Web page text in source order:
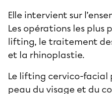
Elle intervient sur
Les opérations les plus
lifting, le traitement
et la rhinoplastie.
Le lifting cervico-facial
peau du visage et du